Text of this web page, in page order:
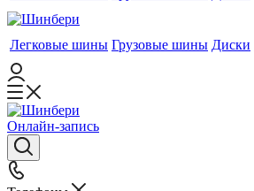
Легковые шины Грузовые шины Диски
Онлайн-запись